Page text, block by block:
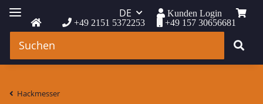
+49 2151 5372253 +49 157 30656681
DE Kunden Login
Hackmesser